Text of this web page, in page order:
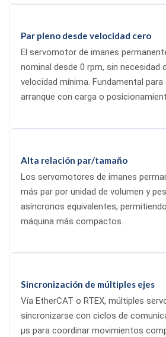
Par pleno desde velocidad cero
El servomotor de imanes
nominal desde 0 rpm, sin necesidad
velocidad mínima. Fundamental
arranque con carga o
Alta relación par/tamaño
Los servomotores de imanes
más par por unidad de volumen y
asíncronos equivalentes,
máquina más compactos.
Sincronización de múltiples ejes
Vía EtherCAT o RTEX, múltiples
sincronizarse con ciclos de
µs para coordinar movimientos